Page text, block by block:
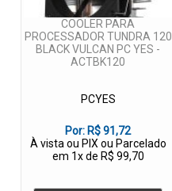
COOLER PARA
PROCESSADOR TUNDRA 120
BLACK VULCAN PC YES -
ACTBK120
PCYES
Por: R$ 91,72
À vista ou PIX ou Parcelado
em 1x de R$ 99,70